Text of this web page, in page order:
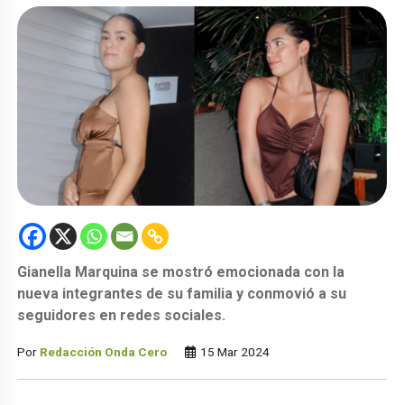
Gianella Marquina se mostró emocionada con la
nueva integrantes de su familia y conmovió a su
seguidores en redes sociales.
Por Redacción Onda Cero 15 Mar 2024